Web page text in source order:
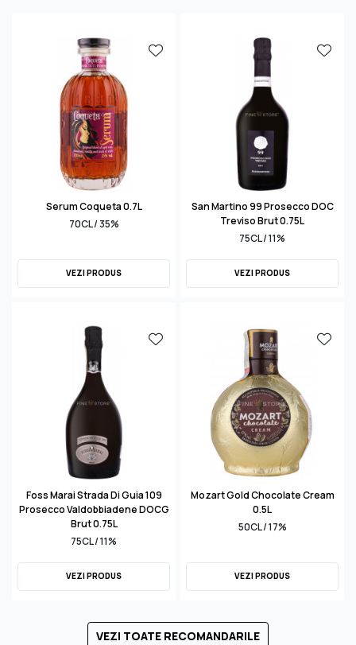
Serum Coqueta 0.7L
70CL / 35%
VEZI PRODUS
San Martino 99 Prosecco DOC
Treviso Brut 0.75L
75CL / 11%
VEZI PRODUS
Foss Marai Strada Di Guia 109
Prosecco Valdobbiadene DOCG
Brut 0.75L
75CL / 11%
VEZI PRODUS
Mozart Gold Chocolate Cream
0.5L
50CL / 17%
VEZI PRODUS
VEZI TOATE RECOMANDARILE